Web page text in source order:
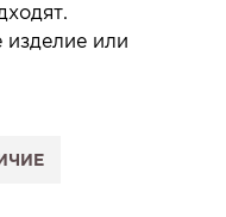
или
салон и
и выберите салон.
заявку.